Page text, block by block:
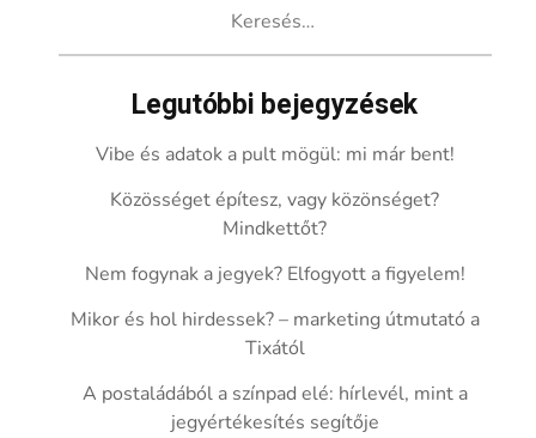
Legutóbbi bejegyzések
Vibe és adatok a pult mögül: mi már bent!
Közösséget építesz, vagy közönséget?
Mindkettőt?
Nem fogynak a jegyek? Elfogyott a figyelem!
Mikor és hol hirdessek? – marketing útmutató a
Tixától
A postaládából a színpad elé: hírlevél, mint a
jegyértékesítés segítője